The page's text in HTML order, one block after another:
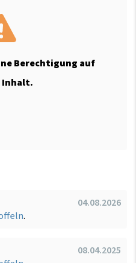
Berechtigung auf
Inhalt.
04.08.2026
.
08.04.2025